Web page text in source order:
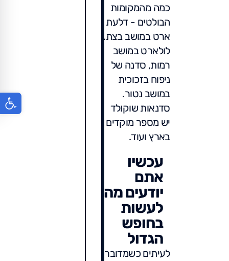
כמה מהמקומות
הבולטים - דלעת
ארט במושב בצת.
לולארט במושב
רמות, סדנה של
ניפוח בזכוכית
במושב נטור.
סדנאות שוקולד
יש מספר מוקדים
בארץ ועוד.
עכשיו
אתם
יודעים מה
לעשות
בחופש
הגדול
לעיתים כשמדובר
פתח